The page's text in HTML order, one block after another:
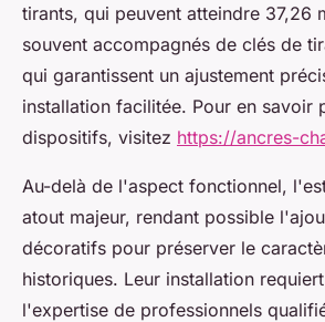
tirants, qui peuvent atteindre 37,26
souvent accompagnés de clés de
qui garantissent un ajustement
installation facilitée. Pour en savoir
dispositifs, visitez https://ancres-
Au-delà de l'aspect fonctionnel,
atout majeur, rendant possible
décoratifs pour préserver le
historiques. Leur installation
l'expertise de professionnels